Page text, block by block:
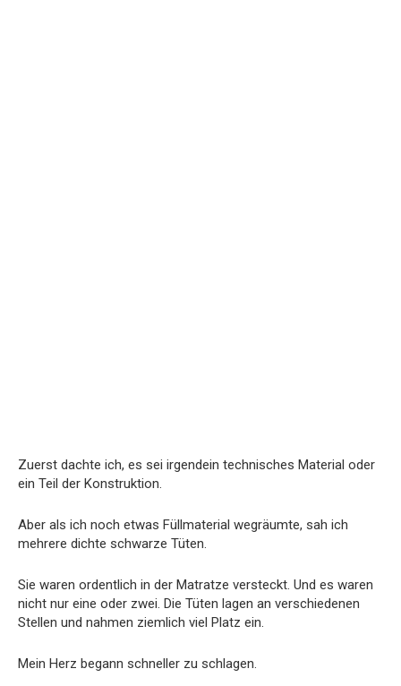
Zuerst dachte ich, es sei irgendein technisches Material oder
ein Teil der Konstruktion.
Aber als ich noch etwas Füllmaterial wegräumte, sah ich
mehrere dichte schwarze Tüten.
Sie waren ordentlich in der Matratze versteckt. Und es waren
nicht nur eine oder zwei. Die Tüten lagen an verschiedenen
Stellen und nahmen ziemlich viel Platz ein.
Mein Herz begann schneller zu schlagen.